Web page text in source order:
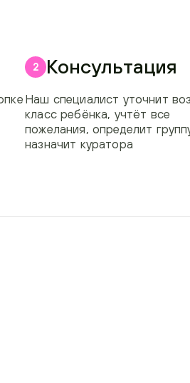
2 Консультация
Наш специалист уточнит
класс ребёнка, учтёт все
пожелания, определит
назначит куратора